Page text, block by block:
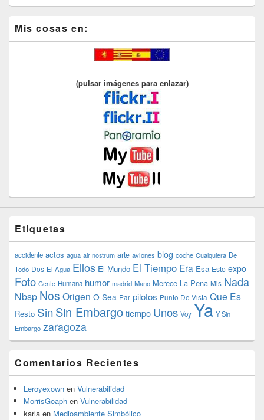
Mis cosas en:
(pulsar imágenes para enlazar)
Etiquetas
accidente actos agua air nostrum arte aviones blog coche Cualquiera De
Todo Dos El Agua Ellos El Mundo El Tiempo Era Esa Esto expo
Foto Gente Humana humor madrid Mano Merece La Pena Mis Nada
Nbsp Nos Origen O Sea Par pilotos Punto De Vista Que Es
Resto SinSin Embargotiempo Unos Voy Ya Y Sin
Embargo zaragoza
Comentarios Recientes
Leroyexown en Vulnerabilidad
MorrisGoaph en Vulnerabilidad
karla en Medioambiente Simbólico